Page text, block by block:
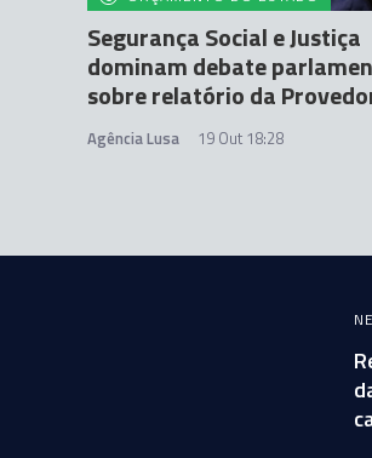
Segurança Social e Justiça
dominam debate
sobre relatório da
Agência Lusa 19 Out 18:28